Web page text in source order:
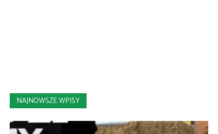
NAJNOWSZE WPISY